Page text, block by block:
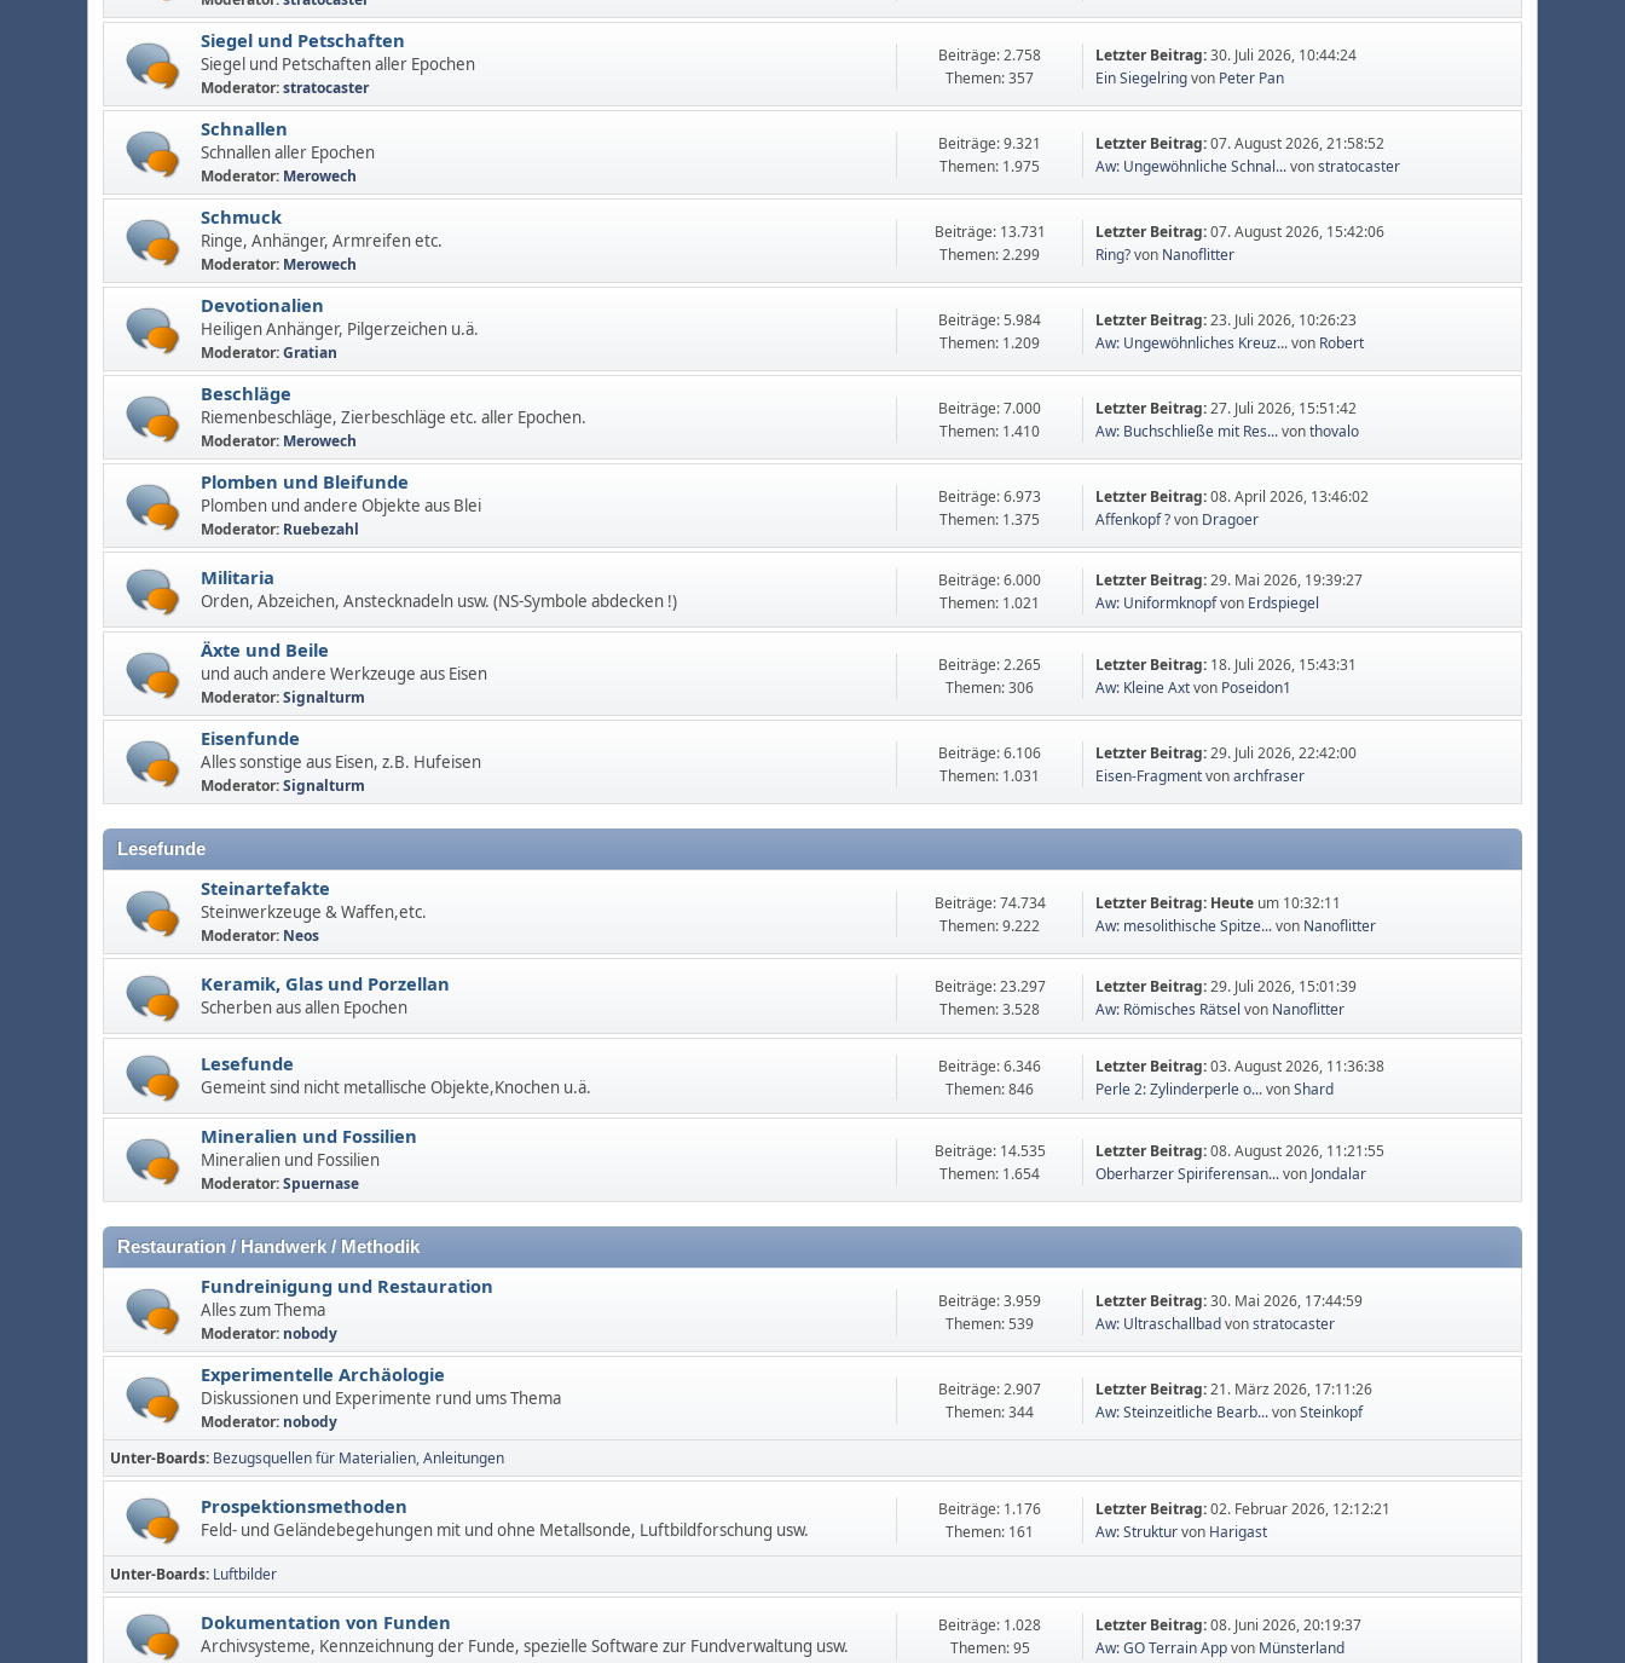
Siegel und Petschaften
Siegel und Petschaften aller Epochen
Moderator:stratocaster
Beiträge: 2.758
Themen: 357
Letzter Beitrag:30. Juli 2026, 10:44:24
Ein Siegelringvon Peter Pan
Schnallen
Schnallen aller Epochen
Moderator: Merowech
Beiträge: 9.321
Themen: 1.975
Letzter Beitrag:07. August 2026, 21:58:52
Aw: Ungewöhnliche Schnal...vonstratocaster
Schmuck
Ringe, Anhänger, Armreifen etc.
Moderator: Merowech
Beiträge: 13.731
Themen: 2.299
Letzter Beitrag:07. August 2026, 15:42:06
Ring?von Nanoflitter
Devotionalien
Heiligen Anhänger, Pilgerzeichen u.ä.
Moderator:Gratian
Beiträge: 5.984
Themen: 1.209
Letzter Beitrag:23. Juli 2026, 10:26:23
Aw: Ungewöhnliches Kreuz...von Robert
Beschläge
Riemenbeschläge, Zierbeschläge etc. aller Epochen.
Moderator: Merowech
Beiträge: 7.000
Themen: 1.410
Letzter Beitrag:27. Juli 2026, 15:51:42
Aw: Buchschließe mit Res...vonthovalo
Plomben und Bleifunde
Plomben und andere Objekte aus Blei
Moderator: Ruebezahl
Beiträge: 6.973
Themen: 1.375
Letzter Beitrag:08. April 2026, 13:46:02
Affenkopf ?von Dragoer
Militaria
Orden, Abzeichen, Anstecknadeln usw. (NS-Symbole abdecken !)
Beiträge: 6.000
Themen: 1.021
Letzter Beitrag:29. Mai 2026, 19:39:27
Aw: Uniformknopfvon Erdspiegel
Äxte und Beile
und auch andere Werkzeuge aus Eisen
Moderator:Signalturm
Beiträge: 2.265
Themen: 306
Letzter Beitrag: 18. Juli 2026, 15:43:31
Aw: Kleine Axtvon Poseidon1
Eisenfunde
Alles sonstige aus Eisen, z.B. Hufeisen
Moderator:Signalturm
Beiträge: 6.106
Themen: 1.031
Letzter Beitrag:29. Juli 2026, 22:42:00
Eisen-Fragmentvonarchfraser
Lesefunde
Steinartefakte
Steinwerkzeuge & Waffen,etc.
Moderator: Neos
Beiträge: 74.734
Themen: 9.222
Letzter Beitrag: Heute um 10:32:11
Aw: mesolithische Spitze...von Nanoflitter
Keramik, Glas und Porzellan
Scherben aus allen Epochen
Beiträge: 23.297
Themen: 3.528
Letzter Beitrag:29. Juli 2026, 15:01:39
Aw: Römisches Rätsel von Nanoflitter
Lesefunde
Gemeint sind nicht metallische Objekte,Knochen u.ä.
Beiträge: 6.346
Themen: 846
Letzter Beitrag:03. August 2026, 11:36:38
Perle 2: Zylinderperle o...vonShard
Mineralien und Fossilien
Mineralien und Fossilien
Moderator:Spuernase
Beiträge: 14.535
Themen: 1.654
Letzter Beitrag:08. August 2026, 11:21:55
Oberharzer Spiriferensan...von Jondalar
Restauration / Handwerk / Methodik
Fundreinigung und Restauration
Alles zum Thema
Moderator: nobody
Beiträge: 3.959
Themen: 539
Letzter Beitrag:30. Mai 2026, 17:44:59
Aw: Ultraschallbadvonstratocaster
Experimentelle Archäologie
Diskussionen und Experimente rund ums Thema
Moderator: nobody
Beiträge: 2.907
Themen: 344
Letzter Beitrag:21. März 2026, 17:11:26
Aw: Steinzeitliche Bearb...vonSteinkopf
Unter-Boards Bezugsquellen für Materialien Anleitungen
Prospektionsmethoden
Feld- und Geländebegehungen mit und ohne Metallsonde, Luftbildforschung usw.
Beiträge: 1.176
Themen: 161
Letzter Beitrag:02. Februar 2026, 12:12:21
Aw: Strukturvon Harigast
Unter-Boards Luftbilder
Dokumentation von Funden
Archivsysteme, Kennzeichnung der Funde, spezielle Software zur Fundverwaltung usw.
Beiträge: 1.028
Themen: 95
Letzter Beitrag:08. Juni 2026, 20:19:37
Aw: GO Terrain Appvon Münsterland